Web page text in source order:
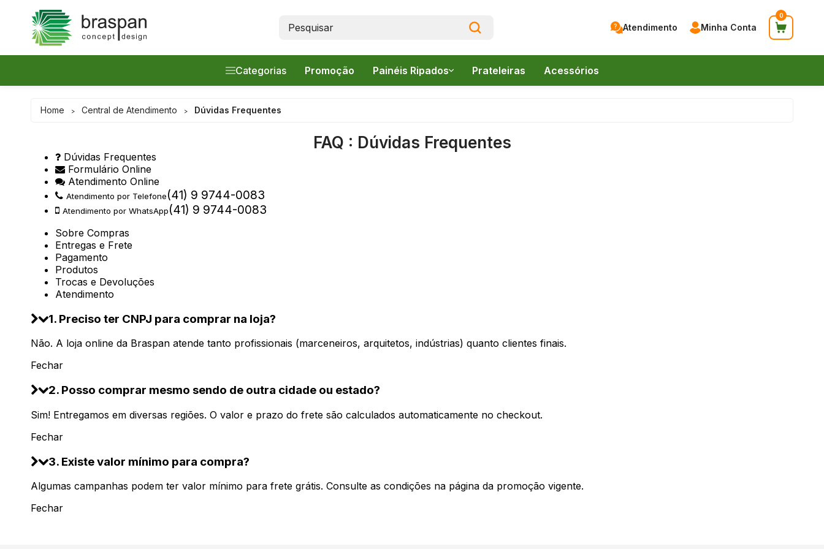
Atendimento Minha Conta
0
Categorias
Acessórios
Promoção
Painéis Ripados
Prateleiras Acessórios
Home > Central de Atendimento > Dúvidas Frequentes
FAQ : Dúvidas Frequentes
Dúvidas Frequentes
Formulário Online
Atendimento Online
Atendimento por Telefone(41) 9 9744-0083
Atendimento por WhatsApp(41) 9 9744-0083
Sobre Compras
Entregas e Frete
Pagamento
Produtos
Trocas e Devoluções
Atendimento
1. Preciso ter CNPJ para comprar na loja?
Não. A loja online da Braspan atende tanto profissionais (marceneiros, arquitetos, indústrias) quanto clientes finais.
Fechar
2. Posso comprar mesmo sendo de outra cidade ou estado?
Sim! Entregamos em diversas regiões. O valor e prazo do frete são calculados automaticamente no checkout.
Fechar
3. Existe valor mínimo para compra?
Algumas campanhas podem ter valor mínimo para frete grátis. Consulte as condições na página da promoção vigente.
Fechar